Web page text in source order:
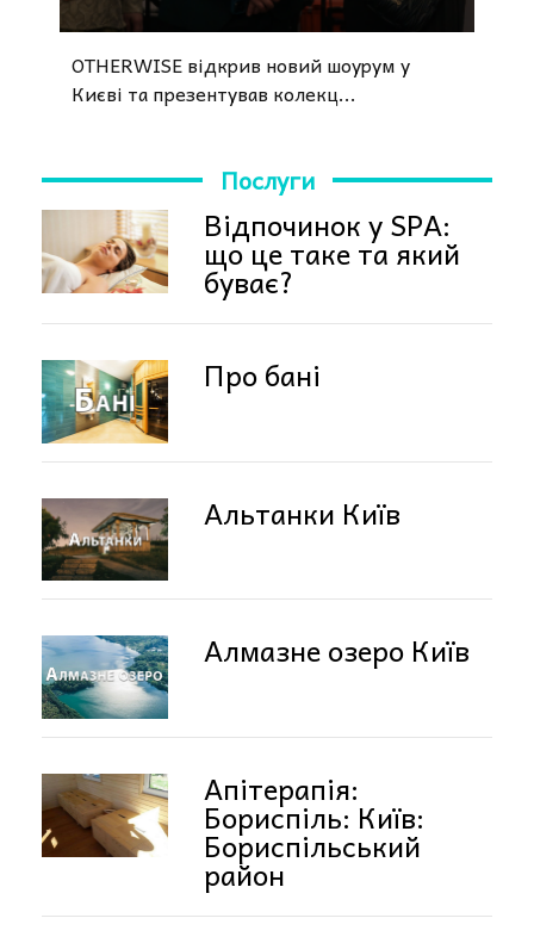
OTHERWISE відкрив новий шоурум у
Києві та презентував колекц...
Послуги
Відпочинок у SPA:
що це таке та який
буває?
Про бані
Альтанки Київ
Алмазне озеро Київ
Апітерапія:
Бориспіль: Київ:
Бориспільський
район